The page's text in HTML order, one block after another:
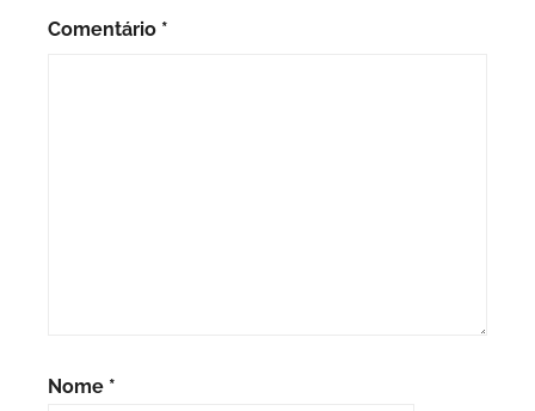
Comentário *
Nome *